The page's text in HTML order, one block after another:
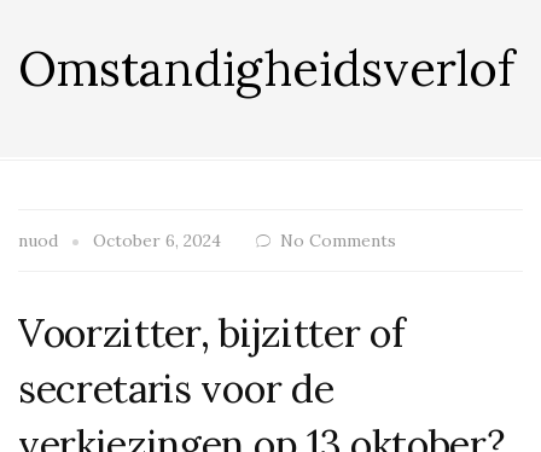
Omstandigheidsverlof
nuod October 6, 2024 No Comments
Voorzitter, bijzitter of
secretaris voor de